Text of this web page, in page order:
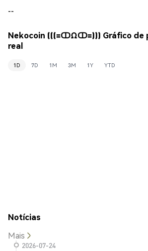
--
Nekocoin (((=ↀΩↀ=))) Gráfico de
real
1D 7D 1M 3M 1Y YTD
Notícias
Mais
2026-07-24